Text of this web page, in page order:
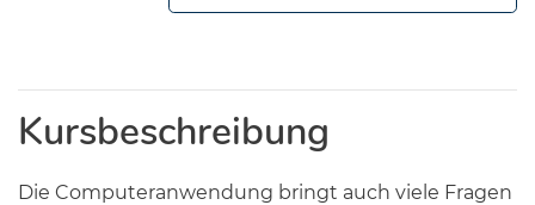
Kursbeschreibung
Die Computeranwendung bringt auch viele Fragen